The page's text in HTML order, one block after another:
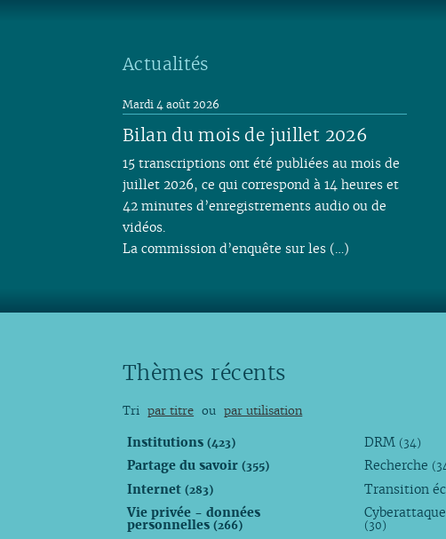
Actualités
Bilan du mois de juillet 2026
Mardi 4 août 2026
15 transcriptions ont été publiées au mois de
juillet 2026, ce qui correspond à 14 heures et
42 minutes d’enregistrements audio ou de
vidéos.
La commission d’enquête sur les (…)
Thèmes récents
Tri par titre ou par utilisation
Institutions(423)
Partage du savoir(355)
Internet(283)
Vie privée - données
personnelles(266)
DRM (34)
Recherche
Transition
(30)